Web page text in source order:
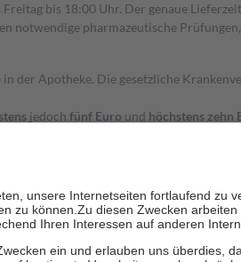
bis 18:00 Uhr. Der genaue
notwendige pharmazeutische
der Apotheke. Die gesetzliche
jedoch fünf Euro und höchstens zehn
der Familie zu unterstützen, fallen